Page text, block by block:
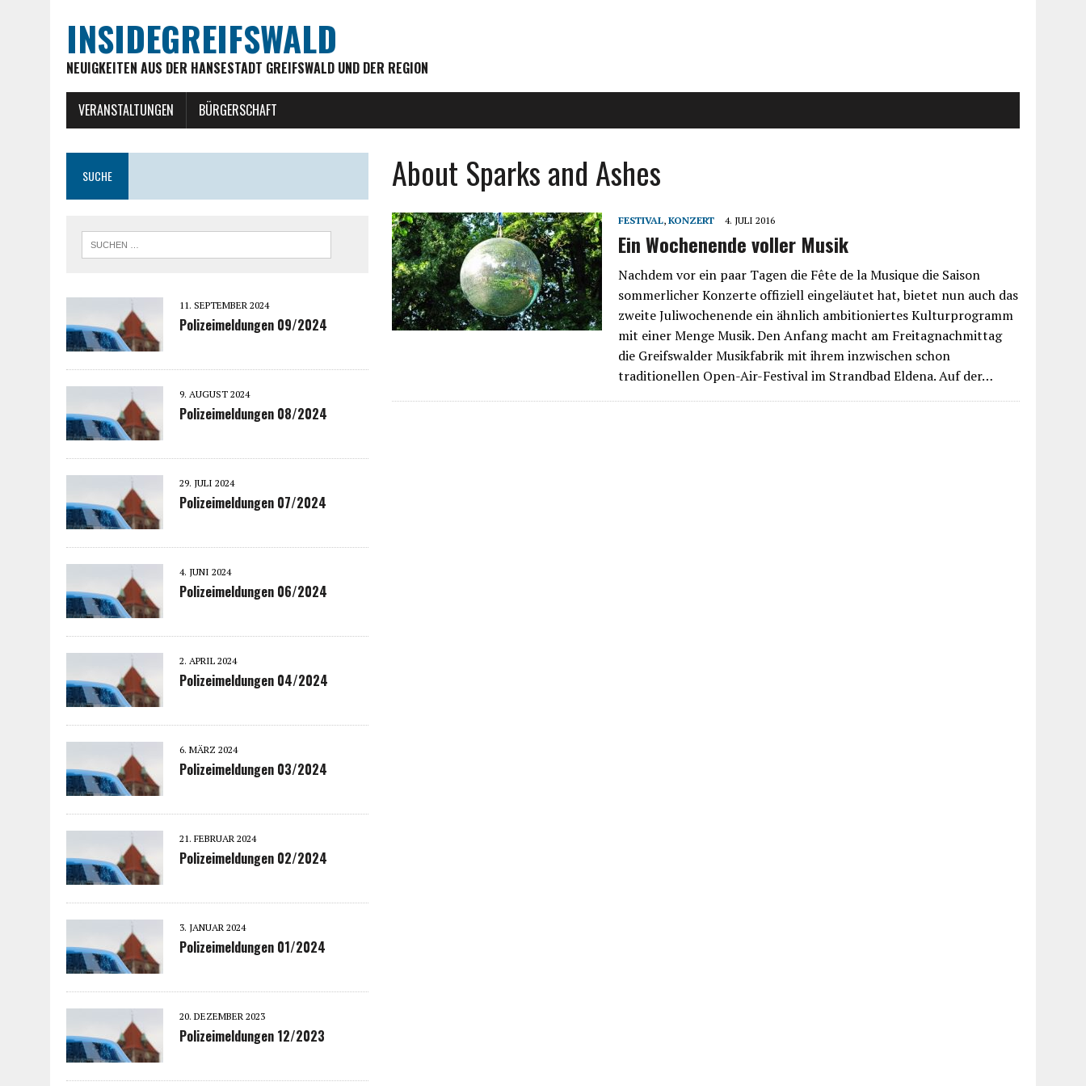
INSIDEGREIFSWALD
NEUIGKEITEN AUS DER HANSESTADT GREIFSWALD UND DER REGION
VERANSTALTUNGEN BÜRGERSCHAFT
About Sparks and Ashes
FESTIVAL,KONZERT 4. JULI 2016
Ein Wochenende voller Musik
Nachdem vor ein paar Tagen die Fête de la Musique die Saison
sommerlicher Konzerte offiziell eingeläutet hat, bietet nun auch das
zweite Juliwochenende ein ähnlich ambitioniertes Kulturprogramm
mit einer Menge Musik. Den Anfang macht am Freitagnachmittag
die Greifswalder Musikfabrik mit ihrem inzwischen schon
traditionellen Open-Air-Festival im Strandbad Eldena. Auf der…
SUCHE
11. SEPTEMBER 2024
Polizeimeldungen 09/2024
9. AUGUST 2024
Polizeimeldungen 08/2024
29. JULI 2024
Polizeimeldungen 07/2024
4. JUNI 2024
Polizeimeldungen 06/2024
2. APRIL 2024
Polizeimeldungen 04/2024
6. MÄRZ 2024
Polizeimeldungen 03/2024
21. FEBRUAR 2024
Polizeimeldungen 02/2024
3. JANUAR 2024
Polizeimeldungen 01/2024
20. DEZEMBER 2023
Polizeimeldungen 12/2023